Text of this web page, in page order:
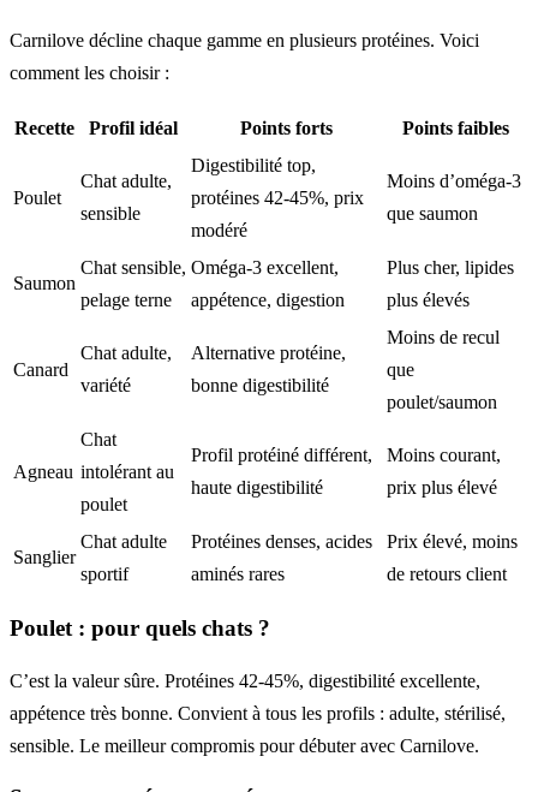
Carnilove décline chaque gamme en plusieurs protéines. Voici
comment les choisir :
Recette Profil idéal Points forts Points faibles
Poulet
Chat adulte,
sensible
Digestibilité top,
protéines 42-45%, prix
modéré
Moins d’oméga-3
que saumon
Saumon
Chat sensible,
pelage terne
Oméga-3 excellent,
appétence, digestion
Plus cher, lipides
plus élevés
Canard
Chat adulte,
variété
Alternative protéine,
bonne digestibilité
Moins de recul
que
poulet/saumon
Agneau
Chat
intolérant au
poulet
Profil protéiné différent,
haute digestibilité
Moins courant,
prix plus élevé
Sanglier
Chat adulte
sportif
Protéines denses, acides
aminés rares
Prix élevé, moins
de retours client
Poulet : pour quels chats ?
C’est la valeur sûre. Protéines 42-45%, digestibilité excellente,
appétence très bonne. Convient à tous les profils : adulte, stérilisé,
sensible. Le meilleur compromis pour débuter avec Carnilove.